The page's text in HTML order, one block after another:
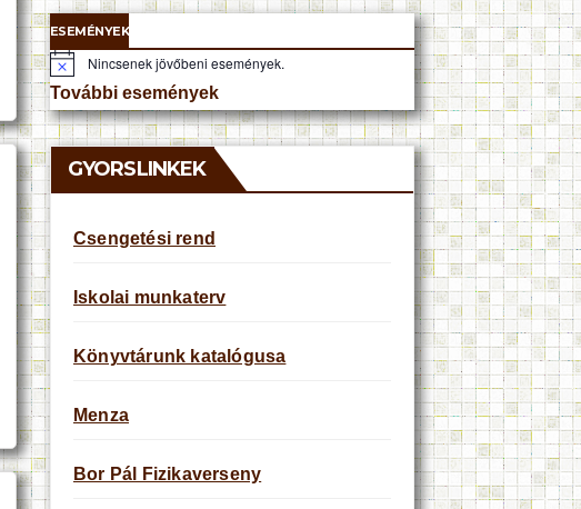
ESEMÉNYEK
N
o
t
i
c
Nincsenek jövőbeni események.
További események
GYORSLINKEK
Csengetési rend
Iskolai munkaterv
Könyvtárunk katalógusa
Menza
Bor Pál Fizikaverseny